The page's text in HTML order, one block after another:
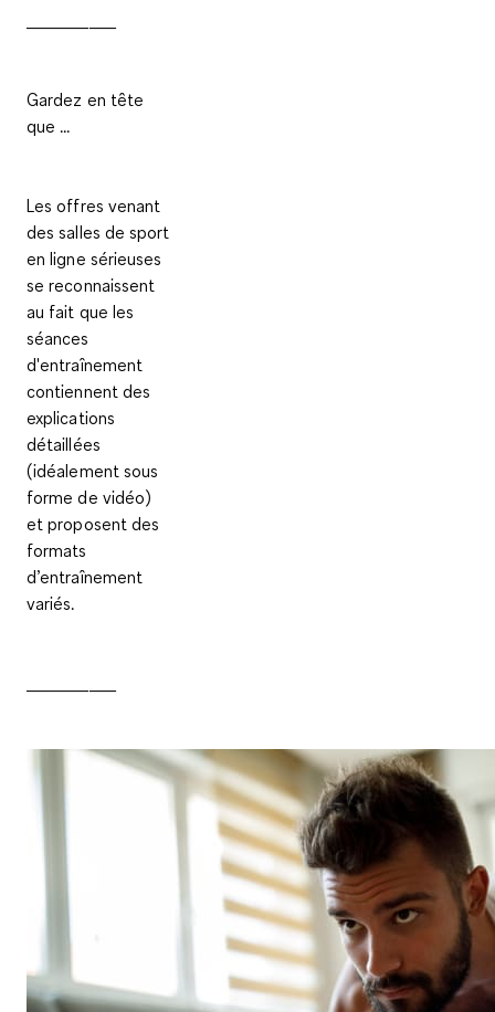
Gardez en tête
que ...
Les offres venant
des salles de sport
en ligne sérieuses
se reconnaissent
au fait que les
séances
d'entraînement
contiennent des
explications
détaillées
(idéalement sous
forme de vidéo)
et proposent des
formats
d’entraînement
variés.